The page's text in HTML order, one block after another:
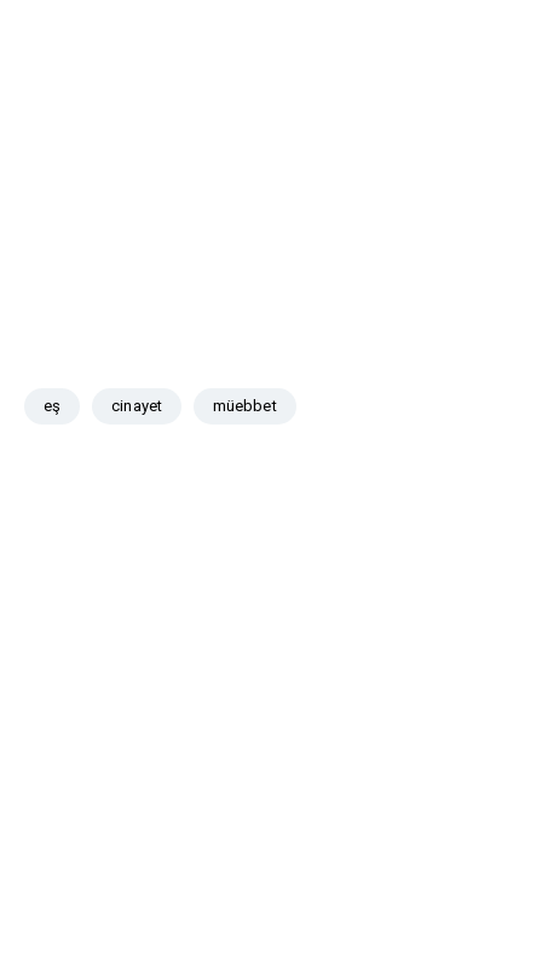
eş cinayet müebbet